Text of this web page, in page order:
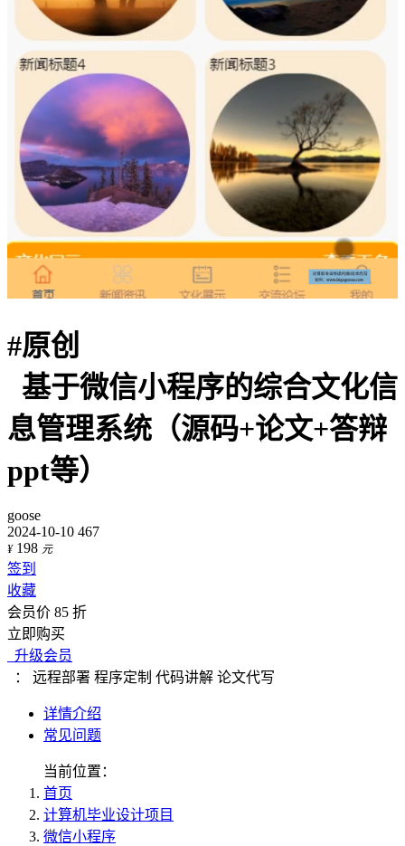
#原创
基于微信小程序的综合文化信
息管理系统（源码+论文+答辩
ppt等）
goose
2024-10-10 467
¥ 198 元
签到
收藏
会员价 85 折
立即购买
升级会员
： 远程部署 程序定制 代码讲解 论文代写
详情介绍
常见问题
当前位置：
首页
计算机毕业设计项目
微信小程序